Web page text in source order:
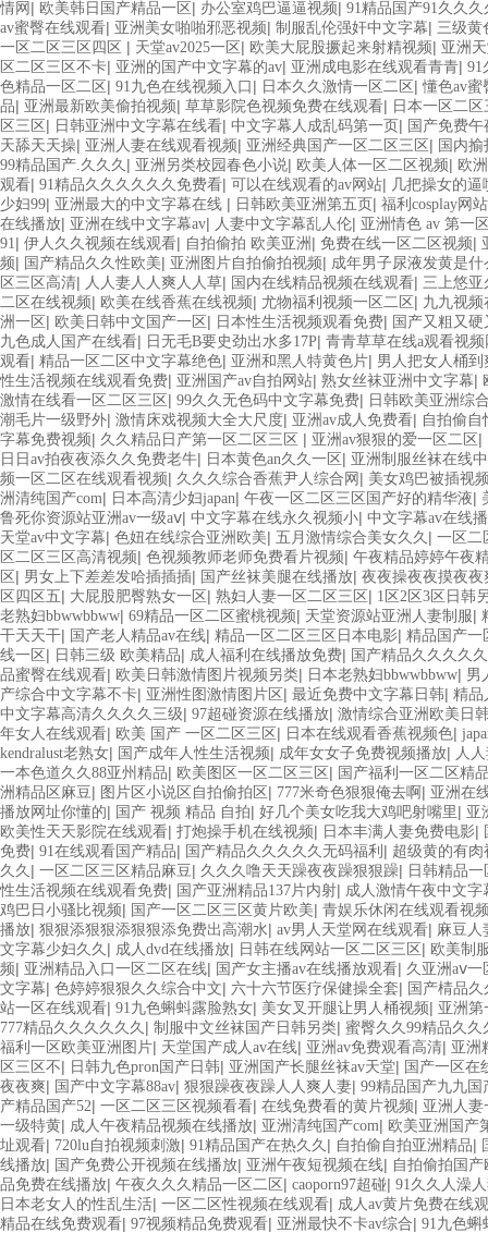
情网 | 欧美韩日国产精品一区 | 办公室鸡巴逼逼视频| 91精品国产91久久久
av蜜臀在线观看| 亚洲美女啪啪邪恶视频| 制服乱伦强奸中文字幕| 三级黄
一区二区三区四区 | 天堂av2025一区 | 欧美大屁股撅起来射精视频| 亚洲
区二区三区不卡| 亚洲的国产中文字幕的av| 亚洲成电影在线观看青青| 91
色精品一区二区 | 91九色在线视频入口 | 日本久久激情一区二区 |懂色av蜜
品| 亚洲最新欧美偷拍视频| 草草影院色视频免费在线观看| 日本一区二
区三区 | 日韩亚洲中文字幕在线看| 中文字幕人成乱码第一页 | 国产免费
天舔天天操| 亚洲人妻在线观看视频| 亚洲经典国产一区二区三区 | 国内
99精品国产.久久久 | 亚洲另类校园春色小说| 欧美人体一区二区视频| 欧
观看| 91精品久久久久久久免费看| 可以在线观看的av网站| 几把操女的逼
少妇99| 亚洲最大的中文字幕在线 | 日韩欧美亚洲第五页 | 福利cosplay网站
在线播放| 亚洲在线中文字幕av| 人妻中文字幕乱人伦| 亚洲情色 av 第一
91| 伊人久久视频在线观看| 自拍偷拍 欧美亚洲 | 免费在线一区二区视频|
频| 国产精品久久性欧美| 亚洲图片自拍偷拍视频| 成年男子尿液发黄是什
区三区高清| 人人妻人人爽人人草| 国内在线精品视频在线观看| 三上悠亚
二区在线视频| 欧美在线香蕉在线视频| 尤物福利视频一区二区 | 九九视
洲一区 | 欧美日韩中文国产一区 | 日本性生活视频观看免费| 国产又粗又
九色成人国产在线看| 日无毛B要史劲出水多17P| 青青草草在线a观看视频
观看| 精品一区二区中文字幕绝色| 亚洲和黑人特黄色片| 男人把女人桶
性生活视频在线观看免费| 亚洲国产av自拍网站| 熟女丝袜亚洲中文字幕|
激情在线看一区二区三区 | 99久久无色码中文字幕免费| 日韩欧美亚洲综
潮毛片一级野外| 激情床戏视频大全大尺度| 亚洲av成人免费看| 自拍偷自
字幕免费视频| 久久精品日产第一区二区三区 | 亚洲av狠狠的爱一区二区 |
日日av拍夜夜添久久免费老牛| 日本黄色an久久一区 | 亚洲制服丝袜在线
频一区二区在线观看视频| 久久久综合香蕉尹人综合网 | 美女鸡巴被插视
洲清纯国产com| 日本高清少妇japan| 午夜一区二区三区国产好的精华液|
鲁死你资源站亚洲av一级aⅴ| 中文字幕在线永久视频小| 中文字幕av在线
天堂av中文字幕| 色妞在线综合亚洲欧美| 五月激情综合美女久久 | 一区二
区二区三区高清视频| 色视频教师老师免费看片视频| 午夜精品婷婷午夜
区 | 男女上下差差发哈插插插| 国产丝袜美腿在线播放| 夜夜操夜夜摸夜夜
区四区五| 大屁股肥臀熟女一区 | 熟妇人妻一区二区三区 | 1区2区3区日韩
老熟妇bbwwbbww| 69精品一区二区蜜桃视频| 天堂资源站亚洲人妻制服|
干天天干| 国产老人精品av在线| 精品一区二区三区日本电影| 精品国产一
线一区 | 日韩三级 欧美精品| 成人福利在线播放免费| 国产精品久久久久
品蜜臀在线观看| 欧美日韩激情图片视频另类| 日本老熟妇bbwwbbww| 男
产综合中文字幕不卡| 亚洲性图激情图片区 | 最近免费中文字幕日韩| 精品
中文字幕高清久久久久三级| 97超碰资源在线播放| 激情综合亚洲欧美日
年女人在线观看| 欧美 国产 一区二区三区 | 日本在线观看香蕉视频色|
kendralust老熟女| 国产成年人性生活视频| 成年女女子免费视频播放| 人
一本色道久久88亚州精品| 欧美图区一区二区三区 | 国产福利一区二区精
洲精品区麻豆| 图片区小说区自拍偷拍区 | 777米奇色狠狠俺去啊 | 亚洲在
播放网址你懂的| 国产 视频 精品 自拍| 好几个美女吃我大鸡吧射嘴里 | 亚
欧美性天天影院在线观看| 打炮操手机在线视频| 日本丰满人妻免费电影|
免费| 91在线观看国产精品| 国产精品久久久久久无码福利 | 超级黄的有
久久 | 一区二区三区精品麻豆| 久久久噜天天躁夜夜躁狠狠躁| 日韩精品
性生活视频在线观看免费| 国产亚洲精品137片内射| 成人激情午夜中文字
鸡巴日小骚比视频| 国产一区二区三区黄片欧美| 青娱乐休闲在线观看视
播放| 狠狠添狠狠添狠狠添免费出高潮水| av男人天堂网在线观看| 麻豆人
文字幕少妇久久 | 成人dvd在线播放| 日韩在线网站一区二区三区 | 欧美制
频| 亚洲精品入口一区二区在线| 国产女主播av在线播放观看| 久亚洲aⅴ
文字幕| 色婷婷狠狠久久综合中文| 六十六节医疗保健操全套| 国产棈品
站一区在线观看| 91九色蝌蚪露脸熟女| 美女叉开腿让男人桶视频| 亚洲第
777精品久久久久久久 | 制服中文丝袜国产日韩另类| 蜜臀久久99精品久久
福利一区欧美亚洲图片| 天堂国产成人av在线| 亚洲av免费观看高清| 亚洲
区三区不| 日韩九色pron国产日韩| 亚洲国产长腿丝袜av天堂| 国产一区在
夜夜爽| 国产中文字幕88av| 狠狠躁夜夜躁人人爽人妻| 99精品国产九九国
产精品国产52| 一区二区三区视频看看| 在线免费看的黄片视频| 亚洲人
一级特黄| 成人午夜精品视频在线播放| 亚洲清纯国产com| 欧美亚洲国产
址观看| 720lu自拍视频刺激| 91精品国产在热久久 | 自拍偷自拍亚洲精品|
线播放| 国产免费公开视频在线播放| 亚洲午夜短视频在线| 自拍偷拍国
品免费在线播放| 午夜久久久精品一区二区 | caoporn97超碰| 91久久人澡
日本老女人的性乱生活| 一区二区性视频在线观看| 成人av黄片免费在线
精品在线免费观看| 97视频精品免费观看| 亚洲最快不卡av综合| 91九色蝌